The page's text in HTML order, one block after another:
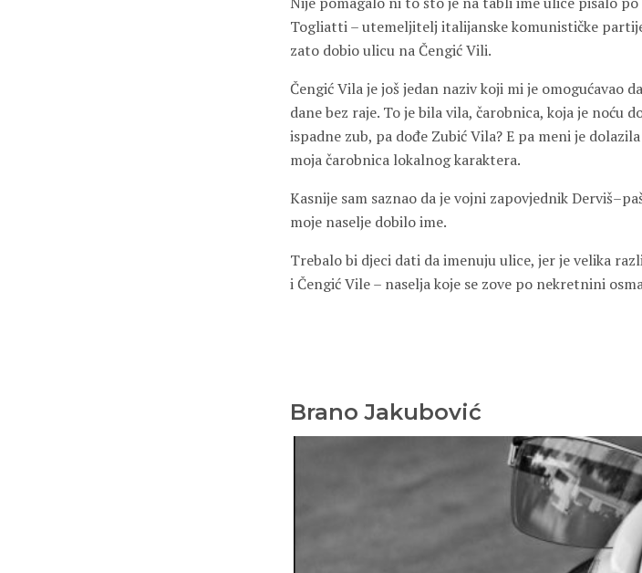
Togliatti –utemeljitelj italijanske komunističke
zato dobio ulicu na ČengićVili.
ČengićVila je još jedan naziv koji mi je omogućavao
dane bez raje. To je bila vila, čarobnica, koja je noću
ispadne zub, pa dođe ZubićVila? E pa meni je
moja čarobnica lokalnog karaktera.
Kasnije sam saznao da je vojni zapovjednik Derviš–
moje naselje dobilo ime.
Trebalo bi djeci dati da imenuju ulice, jer je velika
i ČengićVile – naselja koje se zove po nekretnini
Brano Jakubović